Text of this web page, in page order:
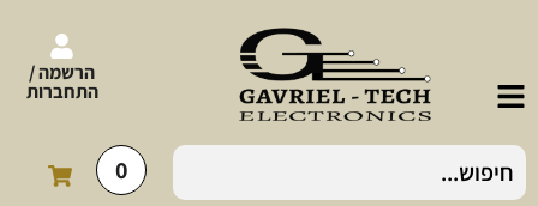
הרשמה /
התחברות
0